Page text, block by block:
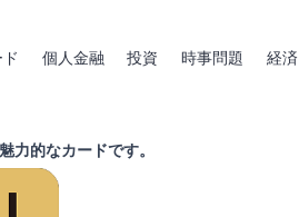
個人金融 投資 時事問題 経済
的なカードです。